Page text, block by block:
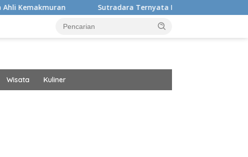
Sutradara Ternyata Ini Cinta Beberkan Pengalaman Hidup
Wisata Kuliner